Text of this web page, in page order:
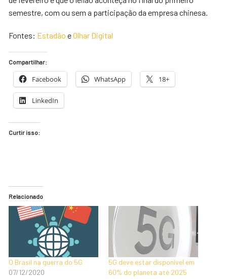
semestre, com ou sem a participação da empresa chinesa.
Fontes: Estadão eOlhar Digital
Compartilhar:
Facebook WhatsApp 18+
LinkedIn
Curtir isso:
Relacionado
O Brasil na guerra do 5G
07/12/2020
5G deve estar disponível em
60% do planeta até 2025